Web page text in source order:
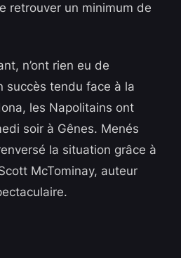
retrouver un minimum de
n’ont rien eu de
succès tendu face à la
les Napolitains ont
soir à Gênes. Menés
la situation grâce à
McTominay, auteur